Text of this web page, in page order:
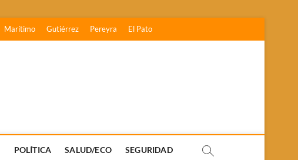
Marítimo Gutiérrez Pereyra El Pato
POLÍTICA SALUD/ECO SEGURIDAD